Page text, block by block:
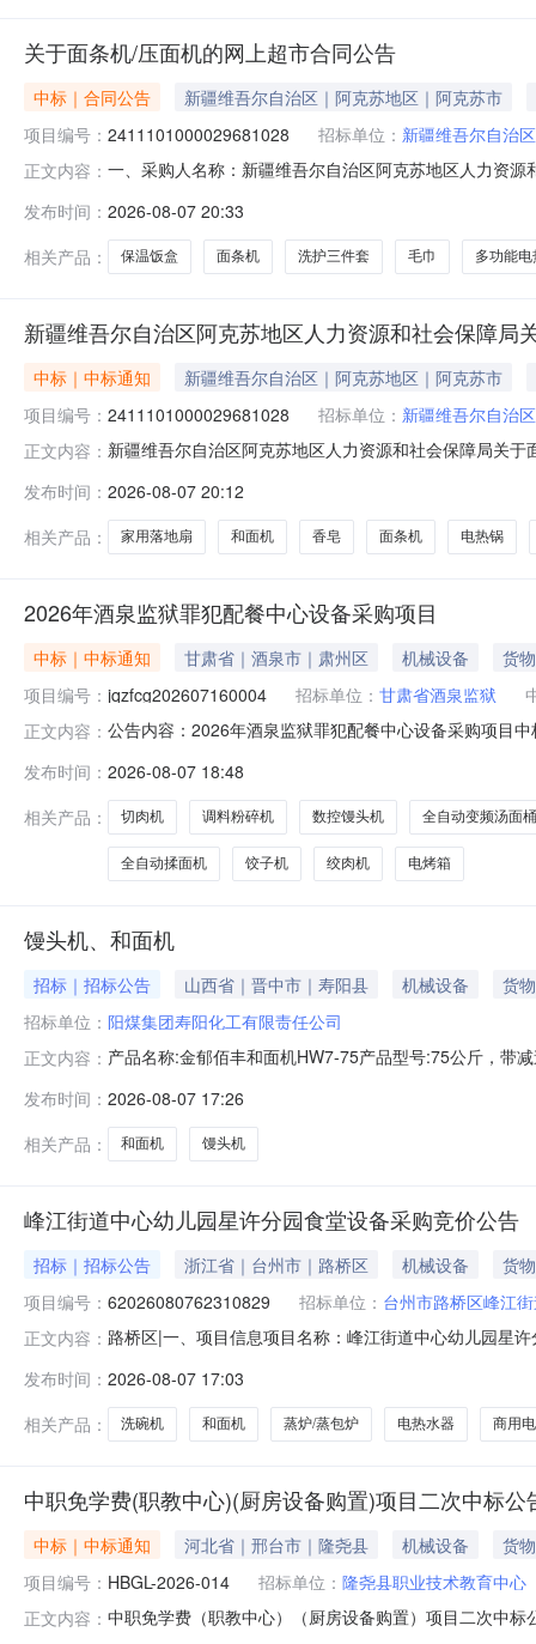
关于面条机/压面机的网上超市合同公告
中标｜合同公告
新疆维吾尔自治区｜阿克苏地区｜阿克苏市
项目编号： 2411101000029681028 招标单位： 新疆维吾尔自治
正文内容： 一、采购人名称：新疆维吾尔自治区阿克苏地区人力资
号面条机/压面机无品牌无型号台7.00956652小熊HMJ-
发布时间： 2026-08-07 20:33
相关产品：
保温饭盒 面条机 洗护三件套 毛巾 多功能电
新疆维吾尔自治区阿克苏地区人力资源和社会保障
中标｜中标通知
新疆维吾尔自治区｜阿克苏地区｜阿克苏市
项目编号： 2411101000029681028 招标单位： 新疆维吾尔自治
正文内容： 新疆维吾尔自治区阿克苏地区人力资源和社会保障局关
联系电话:15276860057采购计划文号:采购计划金额（
发布时间： 2026-08-07 20:12
相关产品：
家用落地扇 和面机 香皂 面条机 电热锅
2026年酒泉监狱罪犯配餐中心设备采购项目
中标｜中标通知 甘肃省｜酒泉市｜肃州区 机械设备
货物
项目编号： jqzfcg202607160004 招标单位： 甘肃省酒泉监狱
正文内容： 公告内容：2026年酒泉监狱罪犯配餐中心设备采购项目
jqzfcg202607160004二、开标时间：2026年8月7日08
发布时间： 2026-08-07 18:48
相关产品：
切肉机 调料粉碎机 数控馒头机 全自动变频汤面桶
全自动揉面机 饺子机 绞肉机 电烤箱
馒头机、和面机
招标｜招标公告 山西省｜晋中市｜寿阳县 机械设备
货物
招标单位： 阳煤集团寿阳化工有限责任公司
正文内容： 产品名称:金郁佰丰和面机HW7-75产品型号:75公斤，带
发布时间： 2026-08-07 17:26
相关产品：
和面机 馒头机
峰江街道中心幼儿园星许分园食堂设备采购竞价公告
招标｜招标公告 浙江省｜台州市｜路桥区 机械设备
货物
项目编号： 62026080762310829 招标单位： 台州市路桥区峰江
正文内容： 路桥区|一、项目信息项目名称：峰江街道中心幼儿园星
制金额(元)意向品牌消毒柜/洗碗机核心参数要求:商品类
发布时间： 2026-08-07 17:03
相关产品：
洗碗机 和面机 蒸炉/蒸包炉 电热水器 商用
中职免学费(职教中心)(厨房设备购置)项目二次中标公
中标｜中标通知 河北省｜邢台市｜隆尧县 机械设备
货物
项目编号： HBGL-2026-014 招标单位： 隆尧县职业技术教育中心
正文内容： 中职免学费（职教中心）（厨房设备购置）项目二次中